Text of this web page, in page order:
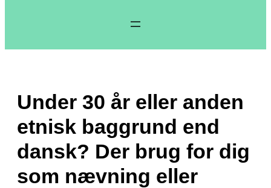
Under 30 år eller anden
etnisk baggrund end
dansk? Der brug for dig
som nævning eller